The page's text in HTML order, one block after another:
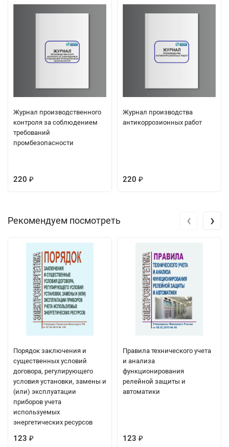
Журнал производственного
контроля за соблюдением
требований
промбезопасности
220 ₽
Журнал производства
антикоррозионных работ
220 ₽
Рекомендуем посмотреть
Порядок заключения и
существенных условий
договора, регулирующего
условия установки, замены и
(или) эксплуатации
приборов учета
используемых
энергетических ресурсов
123 ₽
Правила технического учета
и анализа
функционирования
релейной защиты и
автоматики
123 ₽
‹ ›